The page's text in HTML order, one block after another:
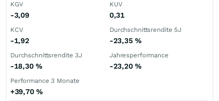
KGV
-3,09
KUV
0,31
KCV
-1,92
Durchschnittsrendite 5J
-23,35 %
Durchschnittsrendite 3J
-18,30 %
Jahresperformance
-23,20 %
Performance 3 Monate
+39,70 %